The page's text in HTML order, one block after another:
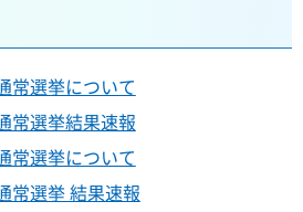
常選挙について
常選挙結果速報
常選挙について
常選挙 結果速報